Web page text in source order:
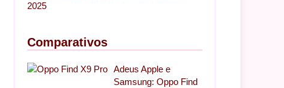
2025
Comparativos
Adeus Apple e
Samsung: Oppo Find